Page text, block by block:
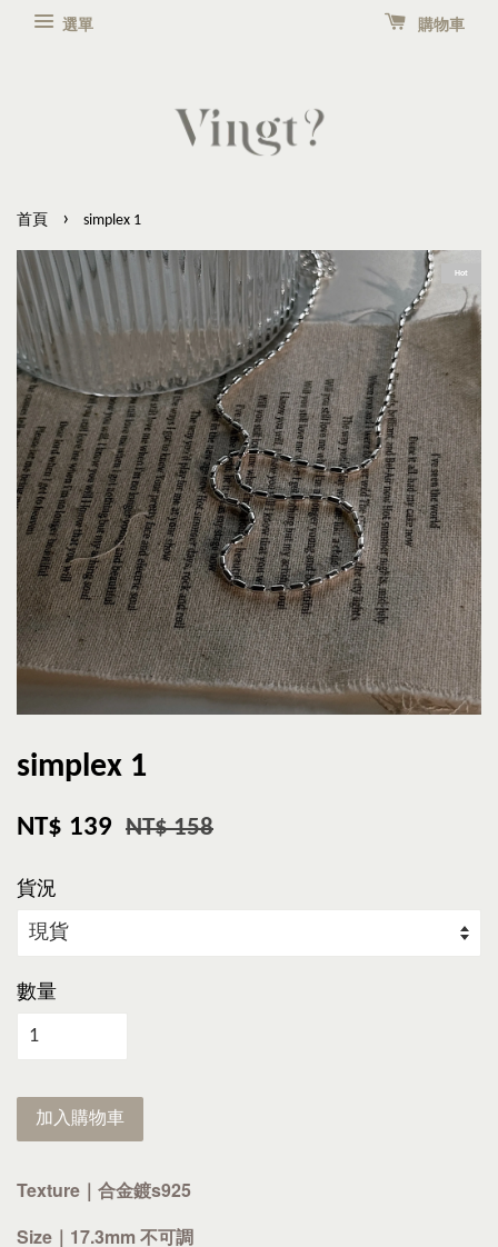
選單 購物車
首頁 › simplex 1
Hot
simplex 1
NT$ 139 NT$ 158
貨況
數量
加入購物車
Texture｜合金鍍s925
Size｜17.3mm 不可調